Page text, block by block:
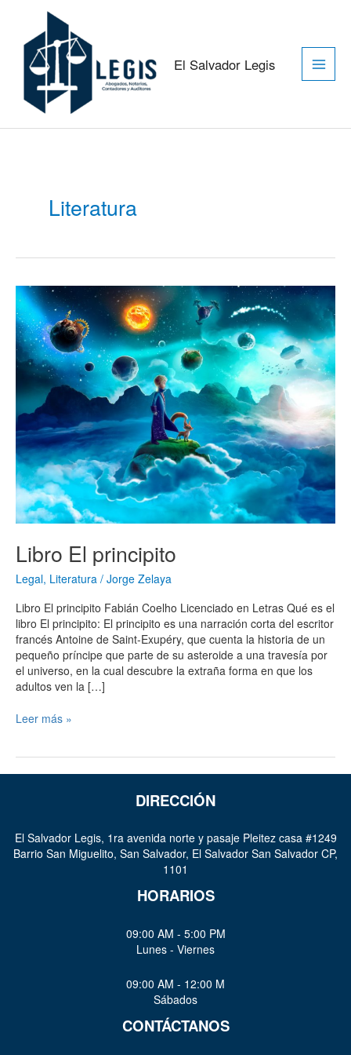
contenido
El Salvador Legis
Literatura
Libro El principito
Legal, Literatura / Jorge Zelaya
Libro El principito Fabián Coelho Licenciado en Letras Qué es el
libro El principito: El principito es una narración corta del escritor
francés Antoine de Saint-Exupéry, que cuenta la historia de un
pequeño príncipe que parte de su asteroide a una travesía por
el universo, en la cual descubre la extraña forma en que los
adultos ven la […]
Libro
El
principito
Leer más »
DIRECCIÓN
El Salvador Legis, 1ra avenida norte y pasaje Pleitez casa #1249
Barrio San Miguelito, San Salvador, El Salvador San Salvador CP,
1101
HORARIOS
09:00 AM - 5:00 PM
Lunes - Viernes
09:00 AM - 12:00 M
Sábados
CONTÁCTANOS